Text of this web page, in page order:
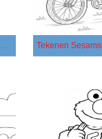
Tekenen Sesamstraat afdrukbaar voor kinderen